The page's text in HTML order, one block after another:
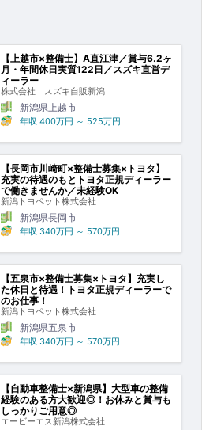
【上越市×整備士】A直江津／賞与6.2ヶ
月・年間休日実質122日／スズキ直営デ
ィーラー
株式会社 スズキ自販新潟
新潟県上越市
年収 400万円 ～ 525万円
【長岡市川崎町×整備士募集×トヨタ】
充実の待遇のもとトヨタ正規ディーラー
で働きませんか／未経験OK
新潟トヨペット株式会社
新潟県長岡市
年収 340万円 ～ 570万円
【五泉市×整備士募集×トヨタ】充実し
た休日と待遇！トヨタ正規ディーラーで
のお仕事！
新潟トヨペット株式会社
新潟県五泉市
年収 340万円 ～ 570万円
【自動車整備士×新潟県】大型車の整備
経験のある方大歓迎◎！お休みと賞与も
しっかりご用意◎
エービーエス新潟株式会社